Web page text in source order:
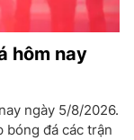
hôm nay
ngày 5/8/2026.
bóng đá các trận